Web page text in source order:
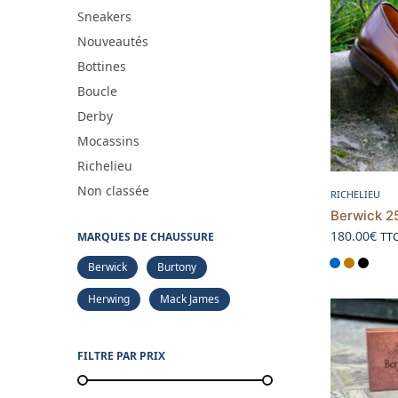
Sneakers
Nouveautés
Bottines
Boucle
Derby
Mocassins
Richelieu
Non classée
MARQUES DE CHAUSSURE
Berwick
Burtony
Herwing Mack James
FILTRE PAR PRIX
RICHELIEU
Berwick
180.00€